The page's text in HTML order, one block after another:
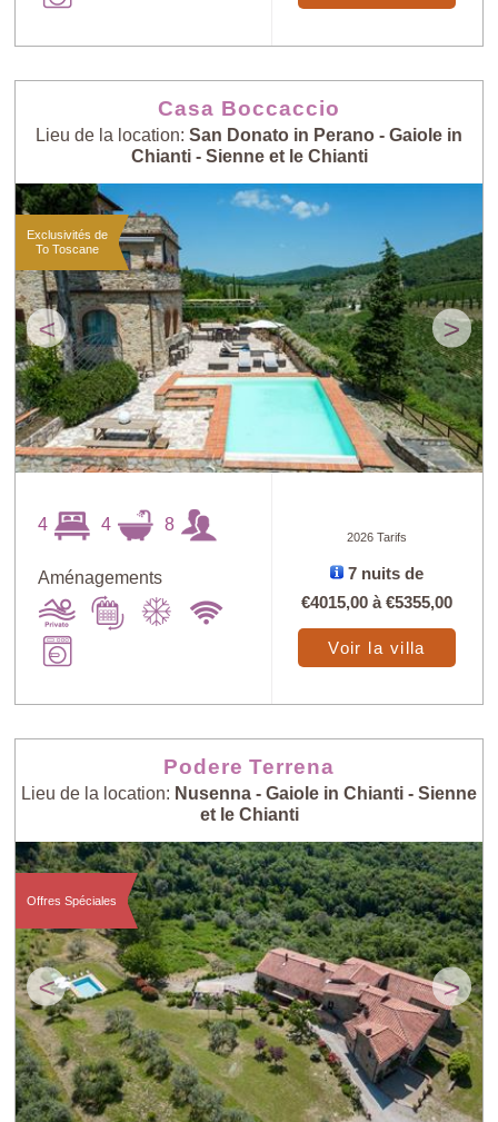
Casa Boccaccio
Lieu de la location: San Donato in Perano - Gaiole in
Chianti - Sienne et le Chianti
< >
Exclusivités de
To Toscane
4 4 8
Aménagements
2026 Tarifs
7 nuits de
€4015,00 à€5355,00
Voir la villa
Podere Terrena
Lieu de la location: Nusenna - Gaiole in Chianti - Sienne
et le Chianti
< >
Offres Spéciales